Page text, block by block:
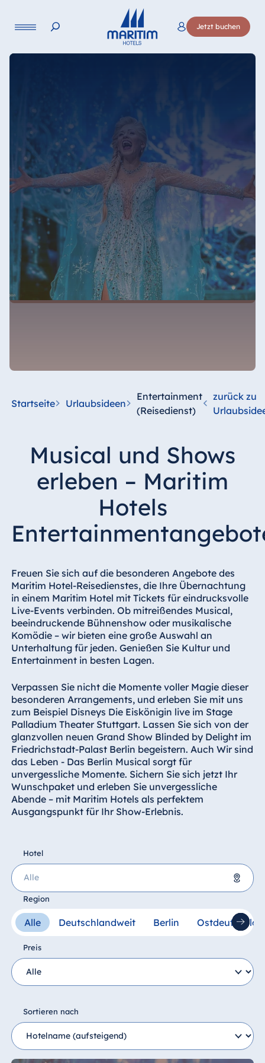
Jetzt buchen
Startseite Urlaubsideen
Entertainment
(Reisedienst)
zurück zu
Musical und Shows
erleben – Maritim
Hotels
Freuen Sie sich auf die besonderen Angebote des
Maritim Hotel-Reisedienstes, die Ihre Übernachtung
in einem Maritim Hotel mit Tickets für eindrucksvolle
Live-Events verbinden. Ob mitreißendes Musical,
beeindruckende Bühnenshow oder musikalische
Komödie – wir bieten eine große Auswahl an
Unterhaltung für jeden. Genießen Sie Kultur und
Entertainment in besten Lagen.
Verpassen Sie nicht die Momente voller Magie dieser
besonderen Arrangements, und erleben Sie mit uns
zum Beispiel Disneys Die Eiskönigin live im Stage
Palladium Theater Stuttgart. Lassen Sie sich von der
glanzvollen neuen Grand Show Blinded by Delightim
Friedrichstadt-Palast Berlin begeistern. Auch Wir sind
das Leben - Das Berlin Musical sorgt für
unvergessliche Momente. Sichern Sie sich jetzt Ihr
Wunschpaket und erleben Sie unvergessliche
Abende – mit Maritim Hotels als perfektem
Ausgangspunkt für Ihr Show-Erlebnis.
Hotel
Deutschland
proArte Hotel Berlin
Hotel Stuttgart
Region
Alle Deutschlandweit Berlin
Preis
Sortieren nach